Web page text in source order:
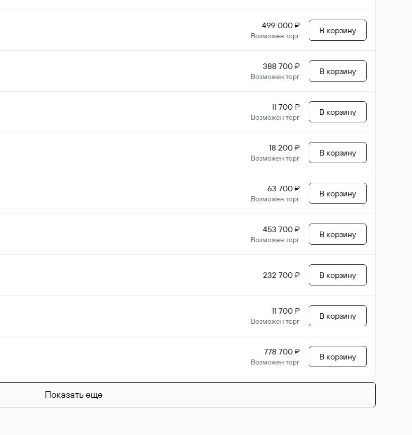
499 000 ₽
Возможен торг
В корзину
388 700 ₽
Возможен торг
В корзину
11 700 ₽
Возможен торг
В корзину
18 200 ₽
Возможен торг
В корзину
63 700 ₽
Возможен торг
В корзину
453 700 ₽
Возможен торг
В корзину
232 700 ₽ В корзину
11 700 ₽
Возможен торг
В корзину
778 700 ₽
Возможен торг
В корзину
Показать еще